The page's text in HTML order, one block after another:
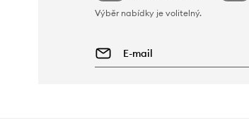
Výběr nabídky je volitelný.